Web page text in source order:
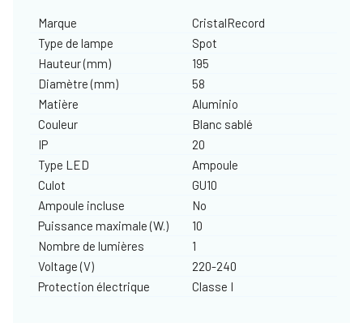
Marque
CristalRecord
Type de lampe
Spot
Hauteur (mm)
195
Diamètre (mm)
58
Matière
Aluminio
Couleur
Blanc sablé
IP
20
Type LED
Ampoule
Culot
GU10
Ampoule incluse
No
Puissance maximale (W.)
10
Nombre de lumières
1
Voltage (V)
220-240
Protection électrique
Classe I